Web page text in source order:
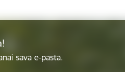
savā e-pastā.